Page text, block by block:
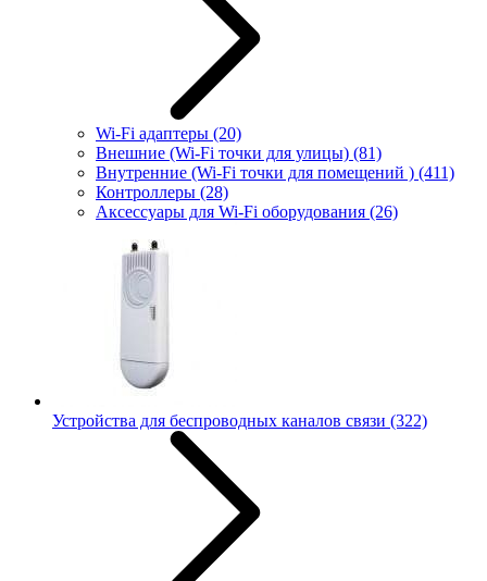
Wi-Fi адаптеры (20)
Внешние (Wi-Fi точки для улицы) (81)
Внутренние (Wi-Fi точки для помещений ) (411)
Контроллеры (28)
Аксессуары для Wi-Fi оборудования (26)
Устройства для беспроводных каналов связи (322)